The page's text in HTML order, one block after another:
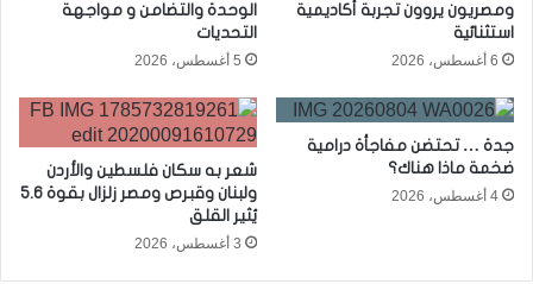
ومصريون يروون تجربة أكاديمية
استثنائية
6 أغسطس، 2026
الوحدة والتضامن و مواجهة
التحديات
5 أغسطس، 2026
جدة … تحتضن مفاجأة درامية
ضخمة ماذا هناك؟
4 أغسطس، 2026
شعر به سكان فلسطين والأردن
ولبنان وقبرص ومصر زلزال بقوة 5.6
يُثير القلق
3 أغسطس، 2026